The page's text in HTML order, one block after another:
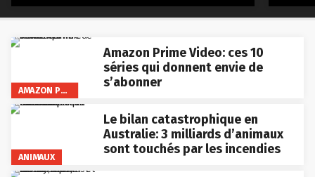
AMAZON PRIME VIDEO
Amazon Prime Video: ces 10
séries qui donnent envie de
s’abonner
ANIMAUX
Le bilan catastrophique en
Australie: 3 milliards d’animaux
sont touchés par les incendies